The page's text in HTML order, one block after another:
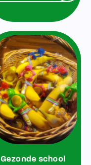
Gezonde school